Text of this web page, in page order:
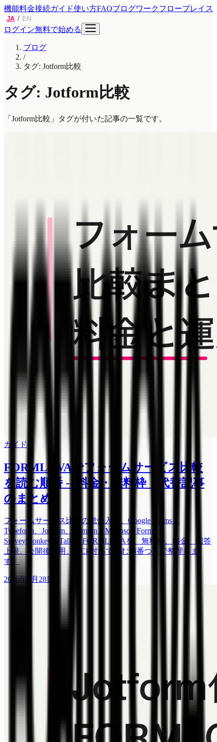
機能料金接続ガイド使い方FAQブログワークフロープレイス
JA / EN
ログイン無料で始める
ブログ
/
タグ: Jotform比較
タグ: Jotform比較
「Jotform比較」タグが付いた記事の一覧です。
ガイド
FORMLOVAでフォームサービス比較
を読む順番 -- 料金・無料枠・代替記事
のまとめ
フォームサービス比較の総合入口。Google Forms、
Typeform、Jotform、formrun、Microsoft Forms、
SurveyMonkey、Tally、FORMLOVAを、無料枠、料金、回答
上限、公開後運用、MCP対応で読む順番つきで整理しま
す。
2026年4月28日